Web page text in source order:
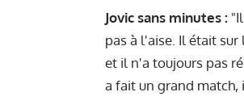
Jovic sans minutes :
pas à l'aise. Il était
et il n'a toujours pas
a fait un grand